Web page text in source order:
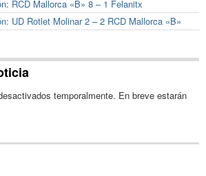
RCD Mallorca «B» 8 – 1 Felanitx
UD Rotlet Molinar 2 – 2 RCD Mallorca «B»
temporalmente. En breve estarán